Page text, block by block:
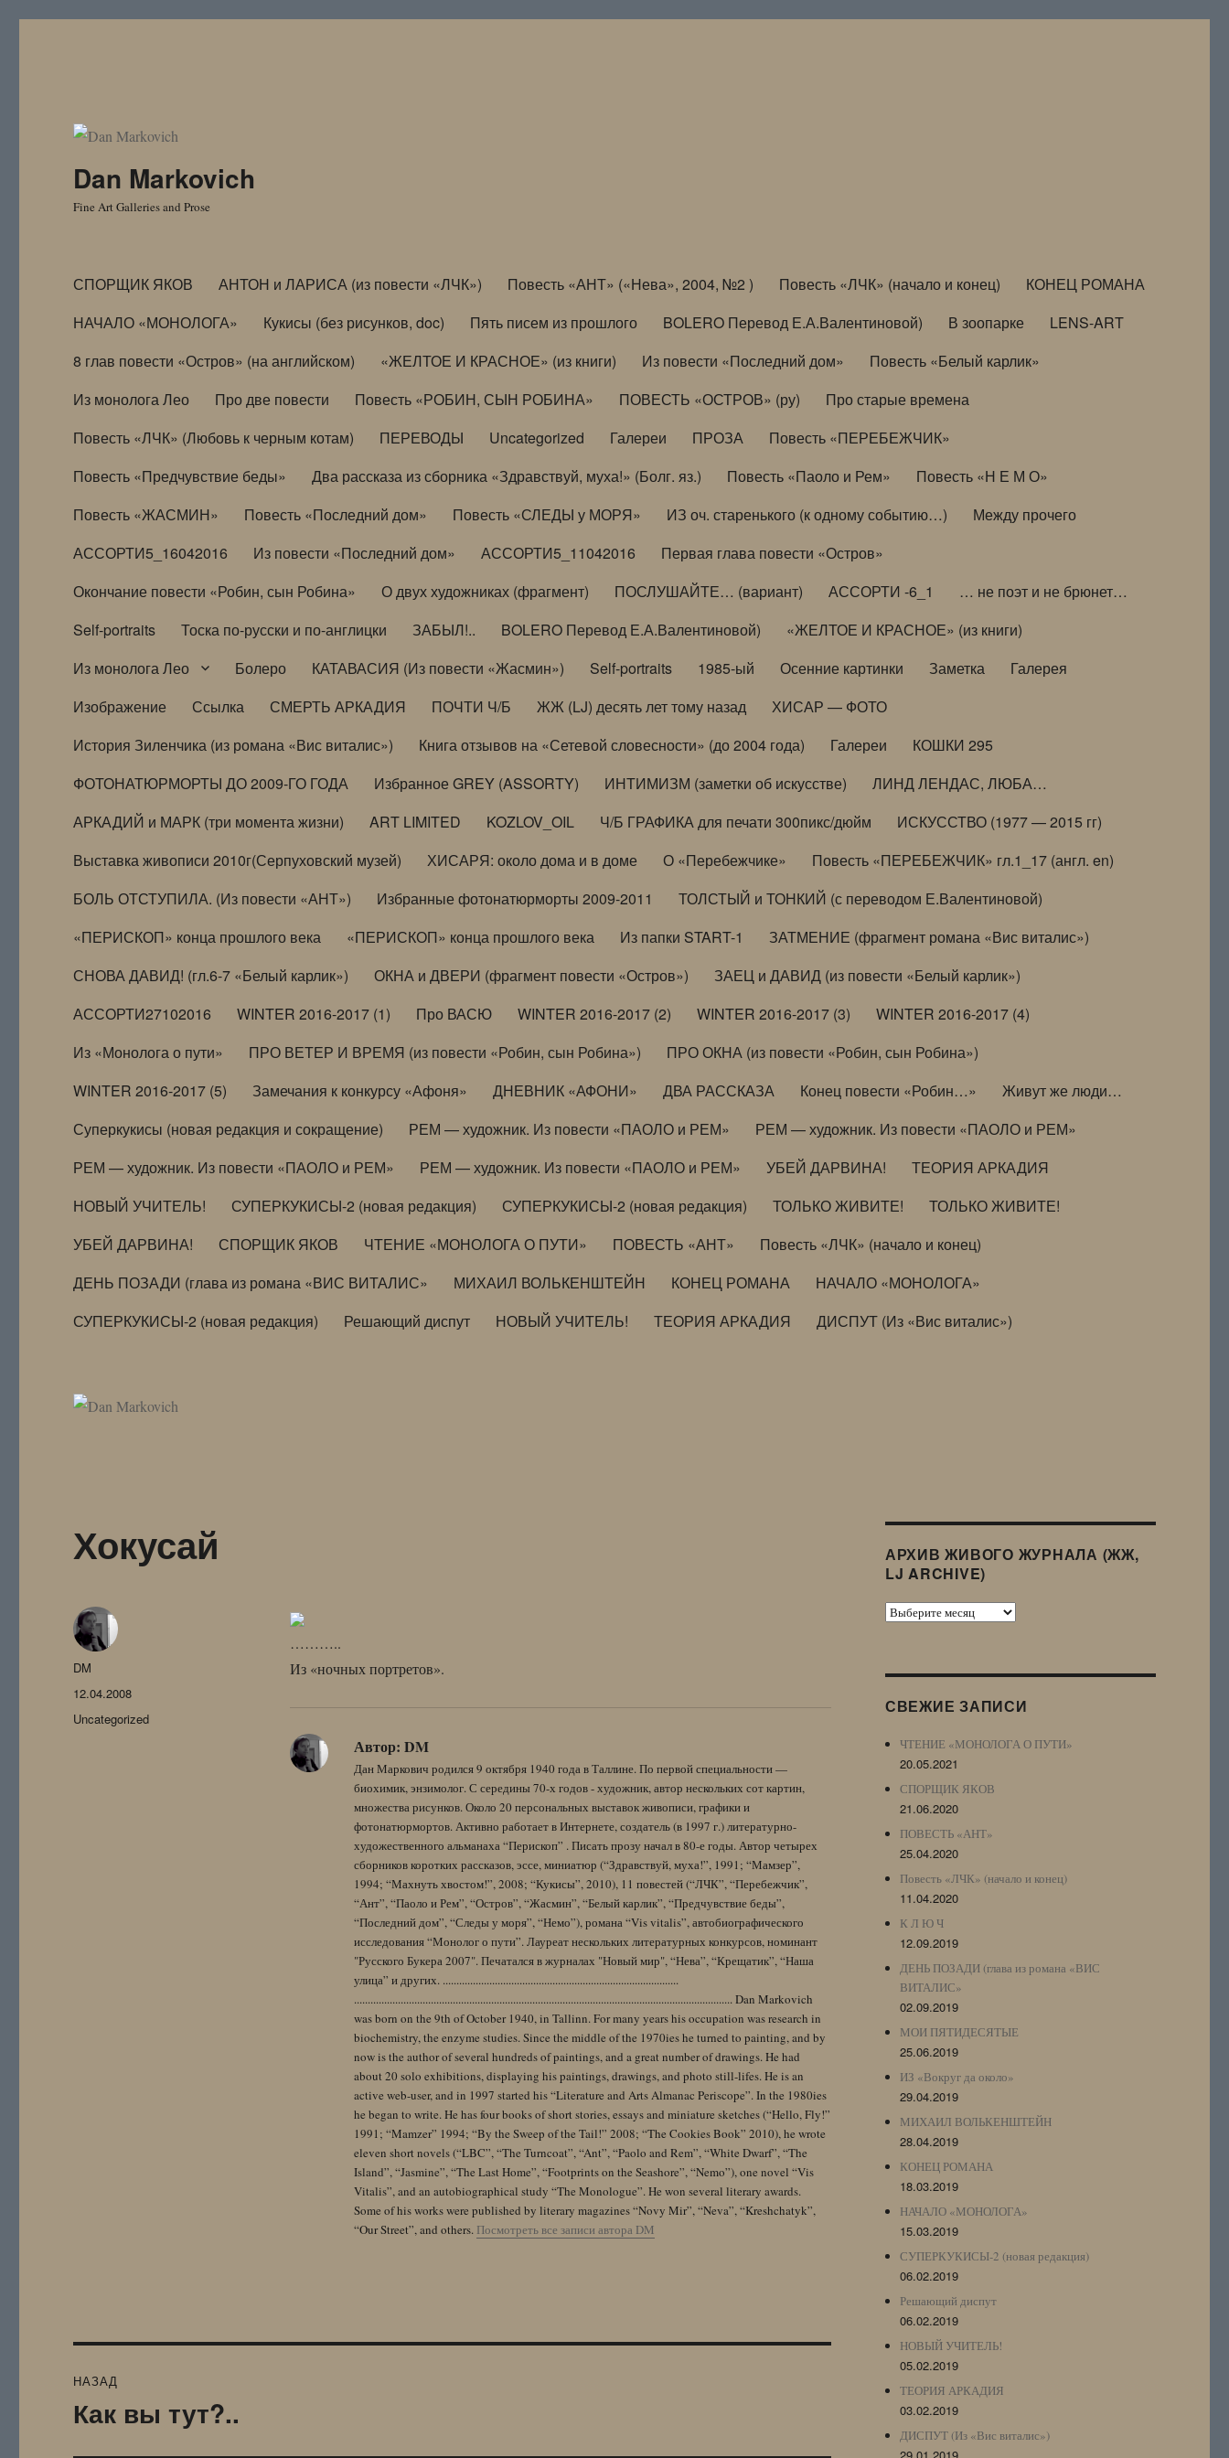
Dan Markovich
Fine Art Galleries and Prose
СПОРЩИК ЯКОВ АНТОН и ЛАРИСА (из повести «ЛЧК») Повесть «АНТ» («Нева», 2004, №2 ) Повесть «ЛЧК» (начало и конец)
КОНЕЦ РОМАНА
НАЧАЛО «МОНОЛОГА»
Кукисы (без рисунков, doc) Пять писем из прошлого BOLERO Перевод Е.А.Валентиновой) В зоопарке
LENS-ART
8 глав повести «Остров» (на английском)
«ЖЕЛТОЕ И КРАСНОЕ» (из книги) Из повести «Последний дом»
Повесть «Белый карлик»
Из монолога Лео
Про две повести Повесть «РОБИН, СЫН РОБИНА» ПОВЕСТЬ «ОСТРОВ» (ру)
Про старые времена
Повесть «ЛЧК» (Любовь к черным котам)
ПЕРЕВОДЫ Uncategorized Галереи ПРОЗА
Повесть «ПЕРЕБЕЖЧИК»
Повесть «Предчувствие беды»
Два рассказа из сборника «Здравствуй, муха!» (Болг. яз.) Повесть «Паоло и Рем»
Повесть «Н Е М О»
Повесть «ЖАСМИН»
Повесть «Последний дом» Повесть «СЛЕДЫ у МОРЯ» ИЗ оч. старенького (к одному событию…)
Между прочего
АССОРТИ5_16042016
Из повести «Последний дом» АССОРТИ5_11042016
Первая глава повести «Остров»
Окончание повести «Робин, сын Робина»
О двух художниках (фрагмент) ПОСЛУШАЙТЕ… (вариант) АССОРТИ -6_1
… не поэт и не брюнет…
Self-portraits
Тоска по-русски и по-англицки ЗАБЫЛ!.. BOLERO Перевод Е.А.Валентиновой)
«ЖЕЛТОЕ И КРАСНОЕ» (из книги)
Из монолога Лео
Болеро КАТАВАСИЯ (Из повести «Жасмин») Self-portraits 1985-ый Осенние картинки Заметка
Галерея
Изображение
Ссылка СМЕРТЬ АРКАДИЯ ПОЧТИ Ч/Б ЖЖ (LJ) десять лет тому назад
ХИСАР — ФОТО
История Зиленчика (из романа «Вис виталис»)
Книга отзывов на «Сетевой словесности» (до 2004 года) Галереи
КОШКИ 295
ФОТОНАТЮРМОРТЫ ДО 2009-ГО ГОДА
Избранное GREY (ASSORTY) ИНТИМИЗМ (заметки об искусстве)
ЛИНД ЛЕНДАС, ЛЮБА…
АРКАДИЙ и МАРК (три момента жизни)
ART LIMITED KOZLOV_OIL Ч/Б ГРАФИКА для печати 300пикс/дюйм
ИСКУССТВО (1977 — 2015 гг)
Выставка живописи 2010г(Серпуховский музей)
ХИСАРЯ: около дома и в доме О «Перебежчике»
Повесть «ПЕРЕБЕЖЧИК» гл.1_17 (англ. en)
БОЛЬ ОТСТУПИЛА. (Из повести «АНТ»)
Избранные фотонатюрморты 2009-2011
ТОЛСТЫЙ и ТОНКИЙ (с переводом Е.Валентиновой)
«ПЕРИСКОП» конца прошлого века
«ПЕРИСКОП» конца прошлого века Из папки START-1
ЗАТМЕНИЕ (фрагмент романа «Вис виталис»)
СНОВА ДАВИД! (гл.6-7 «Белый карлик»)
ОКНА и ДВЕРИ (фрагмент повести «Остров»)
ЗАЕЦ и ДАВИД (из повести «Белый карлик»)
АССОРТИ27102016
WINTER 2016-2017 (1) Про ВАСЮ WINTER 2016-2017 (2) WINTER 2016-2017 (3)
WINTER 2016-2017 (4)
Из «Монолога о пути»
ПРО ВЕТЕР И ВРЕМЯ (из повести «Робин, сын Робина»)
ПРО ОКНА (из повести «Робин, сын Робина»)
WINTER 2016-2017 (5)
Замечания к конкурсу «Афоня» ДНЕВНИК «АФОНИ» ДВА РАССКАЗА Конец повести «Робин…»
Живут же люди…
Суперкукисы (новая редакция и сокращение)
РЕМ — художник. Из повести «ПАОЛО и РЕМ»
РЕМ — художник. Из повести «ПАОЛО и РЕМ»
РЕМ — художник. Из повести «ПАОЛО и РЕМ»
РЕМ — художник. Из повести «ПАОЛО и РЕМ» УБЕЙ ДАРВИНА!
ТЕОРИЯ АРКАДИЯ
НОВЫЙ УЧИТЕЛЬ!
СУПЕРКУКИСЫ-2 (новая редакция) СУПЕРКУКИСЫ-2 (новая редакция) ТОЛЬКО ЖИВИТЕ!
ТОЛЬКО ЖИВИТЕ!
УБЕЙ ДАРВИНА!
СПОРЩИК ЯКОВ ЧТЕНИЕ «МОНОЛОГА О ПУТИ» ПОВЕСТЬ «АНТ»
Повесть «ЛЧК» (начало и конец)
ДЕНЬ ПОЗАДИ (глава из романа «ВИС ВИТАЛИС»
МИХАИЛ ВОЛЬКЕНШТЕЙН КОНЕЦ РОМАНА
НАЧАЛО «МОНОЛОГА»
СУПЕРКУКИСЫ-2 (новая редакция)
Решающий диспут НОВЫЙ УЧИТЕЛЬ! ТЕОРИЯ АРКАДИЯ ДИСПУТ (Из «Вис виталис»)
Хокусай
………..
Из «ночных портретов».
Автор: DM
Дан Маркович родился 9 октября 1940 года в Таллине. По первой специальности —
биохимик, энзимолог. С середины 70-х годов - художник, автор нескольких сот картин,
множества рисунков. Около 20 персональных выставок живописи, графики и
фотонатюрмортов. Активно работает в Интернете, создатель (в 1997 г.) литературно-
художественного альманаха “Перископ” . Писать прозу начал в 80-е годы. Автор четырех
сборников коротких рассказов, эссе, миниатюр (“Здравствуй, муха!”, 1991; “Мамзер”,
1994; “Махнуть хвостом!”, 2008; “Кукисы”, 2010), 11 повестей (“ЛЧК”, “Перебежчик”,
“Ант”, “Паоло и Рем”, “Остров”, “Жасмин”, “Белый карлик”, “Предчувствие беды”,
“Последний дом”, “Следы у моря”, “Немо”), романа “Vis vitalis”, автобиографического
исследования “Монолог о пути”. Лауреат нескольких литературных конкурсов, номинант
"Русского Букера 2007". Печатался в журналах "Новый мир", “Нева”, “Крещатик”, “Наша
улица” и других. ......................................................................................
.......................................................................................................................................... Dan Markovich
was born on the 9th of October 1940, in Tallinn. For many years his occupation was research in
biochemistry, the enzyme studies. Since the middle of the 1970ies he turned to painting, and by
now is the author of several hundreds of paintings, and a great number of drawings. He had
about 20 solo exhibitions, displaying his paintings, drawings, and photo still-lifes. He is an
active web-user, and in 1997 started his “Literature and Arts Almanac Periscope”. In the 1980ies
he began to write. He has four books of short stories, essays and miniature sketches (“Hello, Fly!”
1991; “Mamzer” 1994; “By the Sweep of the Tail!” 2008; “The Cookies Book” 2010), he wrote
eleven short novels (“LBC”, “The Turncoat”, “Ant”, “Paolo and Rem”, “White Dwarf”, “The
Island”, “Jasmine”, “The Last Home”, “Footprints on the Seashore”, “Nemo”), one novel “Vis
Vitalis”, and an autobiographical study “The Monologue”. He won several literary awards.
Some of his works were published by literary magazines “Novy Mir”, “Neva”, “Kreshchatyk”,
“Our Street”, and others. Посмотреть все записи автора DM
Автор
DM
Опубликовано
12.04.2008
Рубрики
Uncategorized
по
НАЗАД
Предыдущая
Как вы тут?..
АРХИВ ЖИВОГО ЖУРНАЛА (ЖЖ,
LJ ARCHIVE)
Архив
Archive)
СВЕЖИЕ ЗАПИСИ
ЧТЕНИЕ «МОНОЛОГА О ПУТИ»
20.05.2021
СПОРЩИК ЯКОВ
21.06.2020
ПОВЕСТЬ «АНТ»
25.04.2020
Повесть «ЛЧК» (начало и конец)
11.04.2020
К Л Ю Ч
12.09.2019
ДЕНЬ ПОЗАДИ (глава из романа «ВИС
ВИТАЛИС»
02.09.2019
МОИ ПЯТИДЕСЯТЫЕ
25.06.2019
ИЗ «Вокруг да около»
29.04.2019
МИХАИЛ ВОЛЬКЕНШТЕЙН
28.04.2019
КОНЕЦ РОМАНА
18.03.2019
НАЧАЛО «МОНОЛОГА»
15.03.2019
СУПЕРКУКИСЫ-2 (новая редакция)
06.02.2019
Решающий диспут
06.02.2019
НОВЫЙ УЧИТЕЛЬ!
05.02.2019
ТЕОРИЯ АРКАДИЯ
03.02.2019
ДИСПУТ (Из «Вис виталис»)